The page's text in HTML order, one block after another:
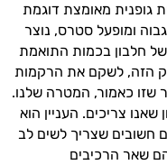
גופנית מאומצת דוגמת
ומופעל סטרס, נוצר
חלבון בכמות התואמת
הזה, לשקם את הרקמות
שזו כאמור, המטרה שלנו.
צריכים. העניין הוא
חשובים שצריך לשים לב
שאר הרכיבים
את תוספי
למטרות
אילו רכיבים
גם בחיי היום
המלצות